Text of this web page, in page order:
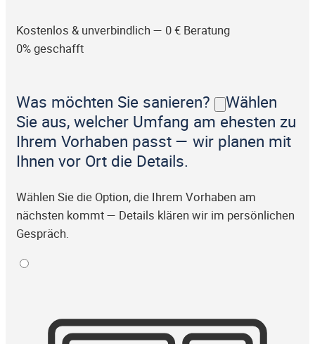
Kostenlos & unverbindlich — 0 € Beratung
0% geschafft
Was möchten Sie sanieren?
Wählen
Sie aus, welcher Umfang am ehesten zu
Ihrem Vorhaben passt — wir planen mit
Ihnen vor Ort die Details.
Wählen Sie die Option, die Ihrem Vorhaben am
nächsten kommt — Details klären wir im persönlichen
Gespräch.